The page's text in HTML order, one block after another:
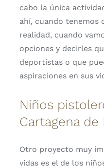
cabo la única
ahí, cuando tenemos
realidad, cuando
opciones y decirles
deportistas o que
aspiraciones en sus
Niños
Cartagena de
Otro proyecto muy
vidas es el de los